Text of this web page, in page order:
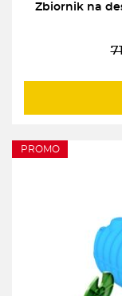
Zbiornik na
PROMO